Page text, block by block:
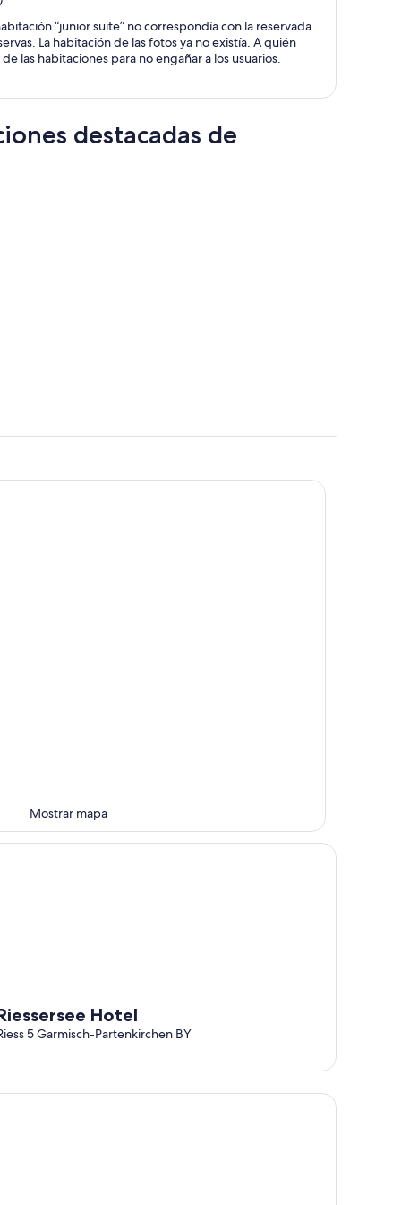
de
$1,870
por
“junior suite” no correspondía con la reservada
La habitación de las fotos ya no existía. A quién
fotos de las habitaciones para no engañar a los usuarios.
destacadas de
Mostrar mapa
Hotel
5 Garmisch-Partenkirchen BY
Hotel
Quellenhof